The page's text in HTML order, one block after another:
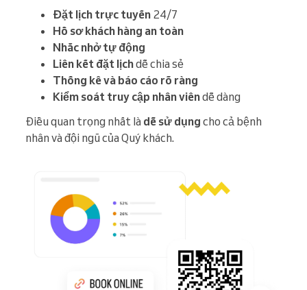
Đặt lịch trực tuyến 24/7
Hồ sơ khách hàng an toàn
Nhắc nhở tự động
Liên kết đặt lịchdễ chia sẻ
Thống kê và báo cáo rõ ràng
Kiểm soát truy cập nhân viêndễ dàng
Điều quan trọng nhất là dễ sử dụng cho cả bệnh
nhân và đội ngũ của Quý khách.